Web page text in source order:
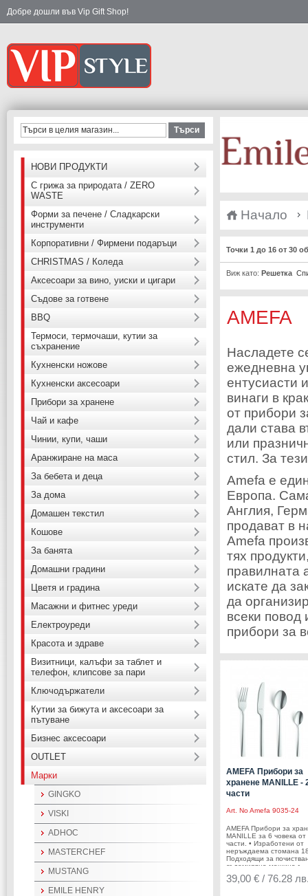
Добре дошли във Vip Gift Shop!
Начало
Точки 1 до 16 от 30
Виж като: Решетка
AMEFA
Насладете
ежедневна
ентусиасти
винаги в
от прибори
дали става
или
стил. За
Amefa е
Европа.
Англия,
продават в
Amefa
тях
правилната
искате да
да
всеки повод
прибори за
AMEFA Прибори за
хранене MANILLE -
части
Art. NoAmefa 9035-24
AMEFA Прибори за
MANILLE за 6 човека от
части. • Изработени от
неръждаема стомана
Подходящи за
съдомиялна машина.•
Комплектът е в
кутия с панорамен
39,00 € / 76.28
Търси
НОВИ ПРОДУКТИ
С грижа за природата / ZERO
WASTE
Форми за печене / Сладкарски
инструменти
Корпоративни / Фирмени подаръци
CHRISTMAS / Коледа
Аксесоари за вино, уиски и цигари
Съдове за готвене
BBQ
Термоси, термочаши, кутии за
съхранение
Кухненски ножове
Кухненски аксесоари
Прибори за хранене
Чай и кафе
Чинии, купи, чаши
Аранжиране на маса
За бебета и деца
За дома
Домашен текстил
Кошове
За банята
Домашни градини
Цветя и градина
Масажни и фитнес уреди
Електроуреди
Красота и здраве
Визитници, калъфи за таблет и
телефон, клипсове за пари
Ключодържатели
Кутии за бижута и аксесоари за
пътуване
Бизнес аксесоари
OUTLET
Марки
GINGKO
VISKI
ADHOC
MASTERCHEF
MUSTANG
EMILE HENRY